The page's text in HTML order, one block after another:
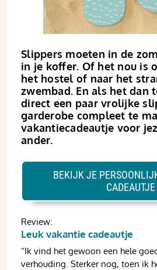
Slippers moeten in de
in je koffer. Of het nou is
het hostel of naar het
zwembad. En als het dan
direct een paar vrolijke
garderobe compleet te
vakantiecadeautje voor
ander.
Review:
Leuk vakantie cadeautje
“Ik vind het gewoon een hele
verhouding. Sterker nog, toen ik
BEKIJK JE
CADEAUTJE